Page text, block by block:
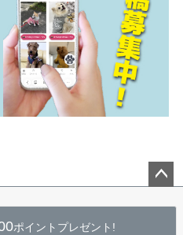
ポイントプレゼント!